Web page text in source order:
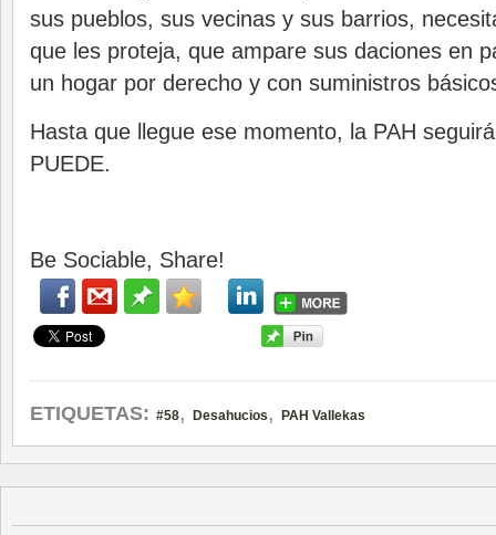
sus pueblos, sus vecinas y sus barrios,
que les proteja, que ampare sus daciones en
un hogar por derecho y con suministros
Hasta que llegue ese momento, la PAH
PUEDE.
Be Sociable, Share!
ETIQUETAS: #58, Desahucios , PAH Vallekas